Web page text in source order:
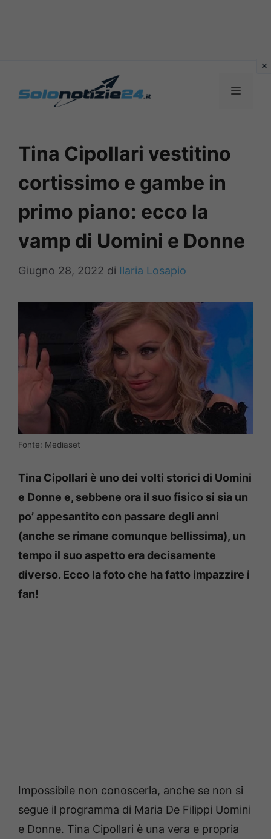
MENU
Tina Cipollari vestitino
cortissimo e gambe in
primo piano: ecco la
vamp di Uomini e Donne
Giugno 28, 2022 di Ilaria Losapio
Fonte: Mediaset
Tina Cipollari è uno dei volti storici di Uomini
e Donne e, sebbene ora il suo fisico si sia un
po’ appesantito con passare degli anni
(anche se rimane comunque bellissima), un
tempo il suo aspetto era decisamente
diverso. Ecco la foto che ha fatto impazzire i
fan!
Impossibile non conoscerla, anche se non si
segue il programma di Maria De Filippi Uomini
e Donne. Tina Cipollari è una vera e propria